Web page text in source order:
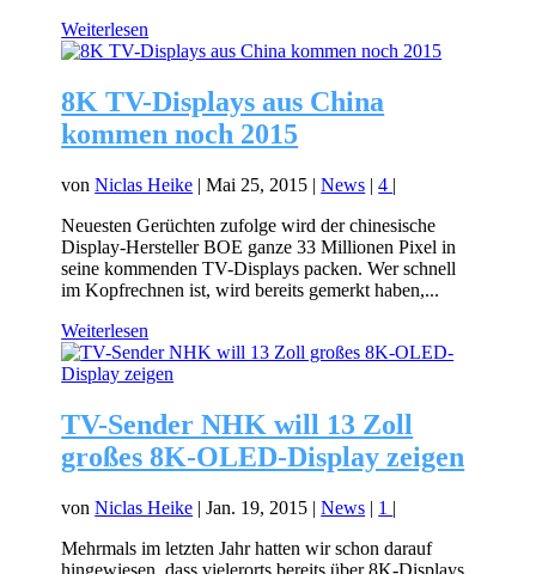
Weiterlesen
8K TV-Displays aus China
kommen noch 2015
vonNiclas Heike |Mai 25, 2015 |News |4 |
Neuesten Gerüchten zufolge wird der chinesische
Display-Hersteller BOE ganze 33 Millionen Pixel in
seine kommenden TV-Displays packen. Wer schnell
im Kopfrechnen ist, wird bereits gemerkt haben,...
Weiterlesen
TV-Sender NHK will 13 Zoll
großes 8K-OLED-Display zeigen
vonNiclas Heike |Jan. 19, 2015 |News | 1 |
Mehrmals im letzten Jahr hatten wir schon darauf
hingewiesen, dass vielerorts bereits über 8K-Displays